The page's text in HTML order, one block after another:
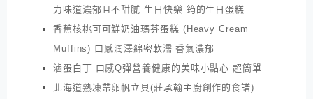
力味道濃郁且不甜膩 生日快樂 筠的生日蛋糕
香蕉核桃可可鮮奶油瑪芬蛋糕 (Heavy Cream
Muffins) 口感潤澤綿密軟濡 香氣濃郁
滷蛋白丁 口感Q彈營養健康的美味小點心 超簡單
北海道熟凍帶卵帆立貝(莊承翰主廚創作的食譜)